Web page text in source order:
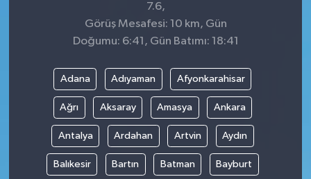
7.6,
Görüş Mesafesi: 10 km, Gün
Doğumu: 6:41, Gün Batımı: 18:41
Adana Adıyaman Afyonkarahisar
Ağrı Aksaray Amasya Ankara
Antalya Ardahan Artvin Aydın
Balıkesir Bartın Batman Bayburt